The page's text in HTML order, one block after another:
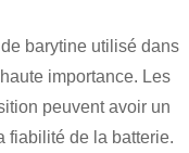
barytine utilisé dans
importance. Les
peuvent avoir un
fiabilité de la batterie.